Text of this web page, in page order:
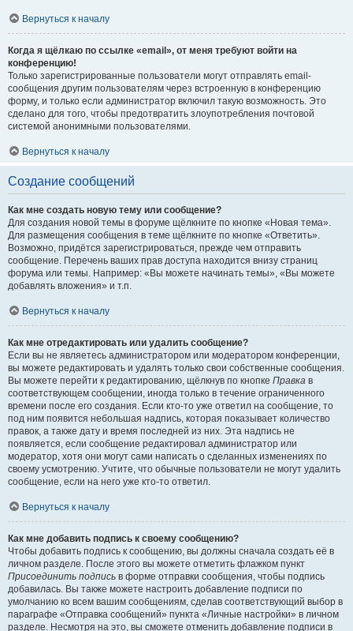
Вернуться к началу
Когда я щёлкаю по ссылке «email», от меня требуют войти на
конференцию!
Только зарегистрированные пользователи могут отправлять email-
сообщения другим пользователям через встроенную в конференцию
форму, и только если администратор включил такую возможность. Это
сделано для того, чтобы предотвратить злоупотребления почтовой
системой анонимными пользователями.
Вернуться к началу
Создание сообщений
Как мне создать новую тему или сообщение?
Для создания новой темы в форуме щёлкните по кнопке «Новая тема».
Для размещения сообщения в теме щёлкните по кнопке «Ответить».
Возможно, придётся зарегистрироваться, прежде чем отправить
сообщение. Перечень ваших прав доступа находится внизу страниц
форума или темы. Например: «Вы можете начинать темы», «Вы можете
добавлять вложения» и т.п.
Вернуться к началу
Как мне отредактировать или удалить сообщение?
Если вы не являетесь администратором или модератором конференции,
вы можете редактировать и удалять только свои собственные сообщения.
Вы можете перейти к редактированию, щёлкнув по кнопке Правка в
соответствующем сообщении, иногда только в течение ограниченного
времени после его создания. Если кто-то уже ответил на сообщение, то
под ним появится небольшая надпись, которая показывает количество
правок, а также дату и время последней из них. Эта надпись не
появляется, если сообщение редактировал администратор или
модератор, хотя они могут сами написать о сделанных изменениях по
своему усмотрению. Учтите, что обычные пользователи не могут удалить
сообщение, если на него уже кто-то ответил.
Вернуться к началу
Как мне добавить подпись к своему сообщению?
Чтобы добавить подпись к сообщению, вы должны сначала создать её в
личном разделе. После этого вы можете отметить флажком пункт
Присоединить подпись в форме отправки сообщения, чтобы подпись
добавилась. Вы также можете настроить добавление подписи по
умолчанию ко всем вашим сообщениям, сделав соответствующий выбор в
параграфе «Отправка сообщений» пункта «Личные настройки» в личном
разделе. Несмотря на это, вы сможете отменить добавление подписи в